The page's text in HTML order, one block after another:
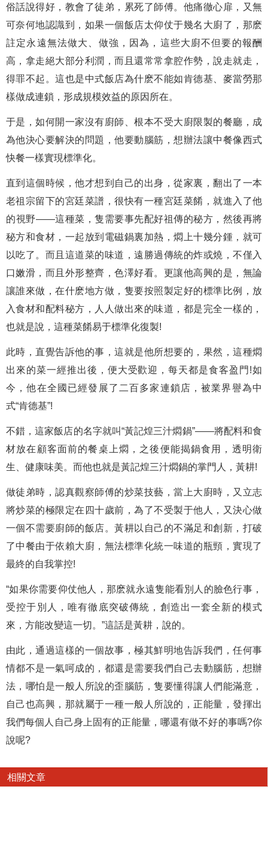
俗話說得好，教會了徒弟，累死了師傅。他痛徹心扉，又無
可奈何地認識到，如果一個飯店太仰仗于幾名大廚了，那麽
註定永遠無法做大、做強，因為，這些大廚不但要的報酬
高，拿走絕大部分利潤，而且還常常拿腔作勢，說走就走，
得罪不起。這也是中式飯店為什麽不能如肯德基、麥當勞那
樣做成連鎖，形成規模效益的原因所在。
于是，如何開一家沒有廚師、根本不受大廚限製的餐廳，成
為他決心要解決的問題，他要動腦筋，想辦法讓中餐像西式
快餐一樣實現標準化。
直到這個時候，他才想到自己的出身，從家裏，翻出了一本
老祖宗留下的宮廷菜譜，很快有一種宮廷菜餚，就進入了他
的視野——這種菜，隻需要事先配好祖傳的秘方，然後再將
秘方和食材，一起放到電磁鍋裏加熱，燜上十幾分鍾，就可
以吃了。而且這道菜的味道，遠勝過傳統的炸或燒，不僅入
口嫩滑，而且外形整齊，色澤好看。更讓他高興的是，無論
讓誰來做，在什麽地方做，隻要按照製定好的標準比例，放
入食材和配料秘方，人人做出來的味道，都是完全一樣的，
也就是說，這種菜餚易于標準化復製!
此時，直覺告訴他的事，這就是他所想要的，果然，這種燜
出來的菜一經推出後，便大受歡迎，每天都是食客盈門!如
今，他在全國已經發展了二百多家連鎖店，被業界譽為中
式“肯德基”!
不錯，這家飯店的名字就叫“黃記煌三汁燜鍋”——將配料和食
材放在顧客面前的餐桌上燜，之後便能揭鍋食用，透明衛
生、健康味美。而他也就是黃記煌三汁燜鍋的掌門人，黃耕!
做徒弟時，認真觀察師傅的炒菜技藝，當上大廚時，又立志
將炒菜的極限定在四十歲前，為了不受製于他人，又決心做
一個不需要廚師的飯店。黃耕以自己的不滿足和創新，打破
了中餐由于依賴大廚，無法標準化統一味道的瓶頸，實現了
最終的自我掌控!
“如果你需要仰仗他人，那麽就永遠隻能看別人的臉色行事，
受控于別人，唯有徹底突破傳統，創造出一套全新的模式
來，方能改變這一切。”這話是黃耕，說的。
由此，通過這樣的一個故事，極其鮮明地告訴我們，任何事
情都不是一氣呵成的，都還是需要我們自己去動腦筋，想辦
法，哪怕是一般人所說的歪腦筋，隻要懂得讓人們能滿意，
自己也高興，那就屬于一種一般人所說的，正能量，發揮出
我們每個人自己身上固有的正能量，哪還有做不好的事嗎?你
說呢?
相關文章